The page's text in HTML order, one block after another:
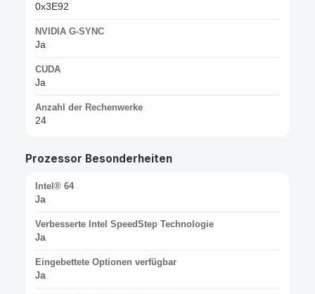
0x3E92
NVIDIA G-SYNC
Ja
CUDA
Ja
Anzahl der Rechenwerke
24
Prozessor Besonderheiten
Intel® 64
Ja
Verbesserte Intel SpeedStep Technologie
Ja
Eingebettete Optionen verfügbar
Ja